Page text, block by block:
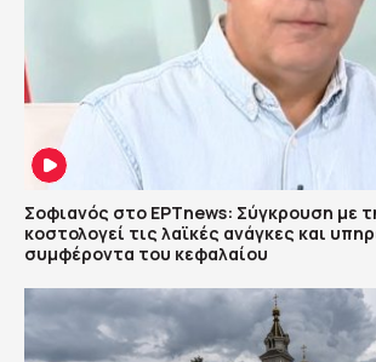
Σοφιανός στο ΕΡΤnews: Σύγκρουση με
κοστολογεί τις λαϊκές ανάγκες και
συμφέροντα του κεφαλαίου